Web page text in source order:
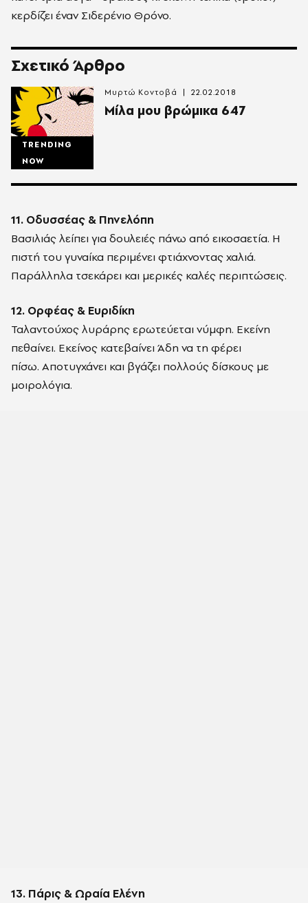
κερδίζει έναν Σιδερένιο Θρόνο.
Σχετικό Άρθρο
TRENDING
NOW
Μίλα μου βρώμικα 647
Μυρτώ Κοντοβά 22.02.2018
11. Οδυσσέας & Πηνελόπη
Βασιλιάς λείπει για δουλειές πάνω από εικοσαετία. Η
πιστή του γυναίκα περιμένει φτιάχνοντας χαλιά.
Παράλληλα τσεκάρει και μερικές καλές περιπτώσεις.
12. Ορφέας & Ευριδίκη
Ταλαντούχος λυράρης ερωτεύεται νύμφη. Εκείνη
πεθαίνει. Εκείνος κατεβαίνει Άδη να τη φέρει
πίσω. Αποτυγχάνει και βγάζει πολλούς δίσκους με
μοιρολόγια.
13. Πάρις & Ωραία Ελένη